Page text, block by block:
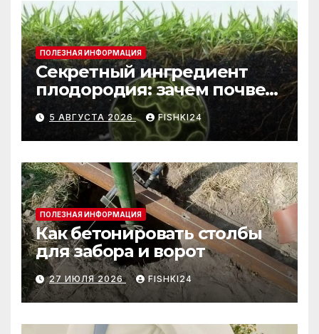
ПОЛЕЗНАЯ ИНФОРМАЦИЯ
Секретный ингредиент
плодородия: зачем почве
нужны бактерии и
биогумус
5 АВГУСТА 2026 FISHKI24
ПОЛЕЗНАЯ ИНФОРМАЦИЯ
Как бетонировать столбы
для забора и ворот
27 ИЮЛЯ 2026 FISHKI24